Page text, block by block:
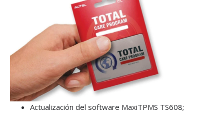
Actualización del software MaxiTPMS TS608;